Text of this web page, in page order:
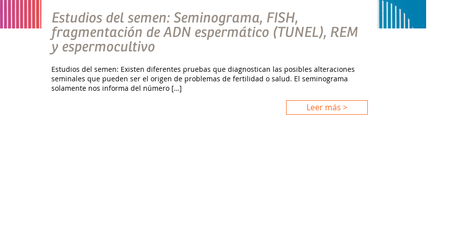
Estudios del semen: Seminograma, FISH,
fragmentación de ADN espermático (TUNEL), REM
y espermocultivo
Estudios del semen: Existen diferentes pruebas que diagnostican las posibles alteraciones
seminales que pueden ser el origen de problemas de fertilidad o salud. El seminograma
solamente nos informa del número […]
Leer más >